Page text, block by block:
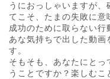
うにおっしゃいますが
てこそ、たまの失敗に意
成功のために取らない
あな気持ちで出した動画
す。
そもそも、あなたにと
うことですか？楽しむこ